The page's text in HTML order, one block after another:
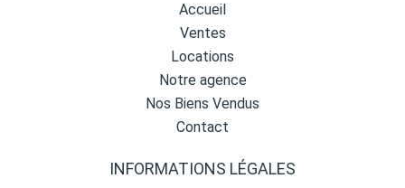
Accueil
Ventes
Locations
Notre agence
Nos Biens Vendus
Contact
INFORMATIONS LÉGALES